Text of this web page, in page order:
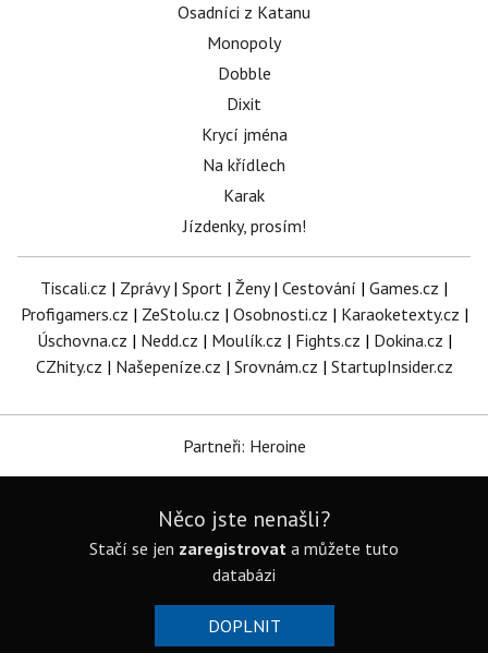
Osadníci z Katanu
Monopoly
Dobble
Dixit
Krycí jména
Na křídlech
Karak
Jízdenky, prosím!
Tiscali.cz | Zprávy| Sport | Ženy| Cestování | Games.cz |
Profigamers.cz | ZeStolu.cz | Osobnosti.cz | Karaoketexty.cz |
Úschovna.cz | Nedd.cz | Moulík.cz | Fights.cz | Dokina.cz |
CZhity.cz | Našepeníze.cz | Srovnám.cz | StartupInsider.cz
Partneři: Heroine
Něco jste nenašli?
Stačí se jen zaregistrovat a můžete tuto
databázi
DOPLNIT